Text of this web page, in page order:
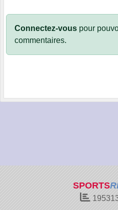
Connectez-vous pour
commentaires.
SPORTS